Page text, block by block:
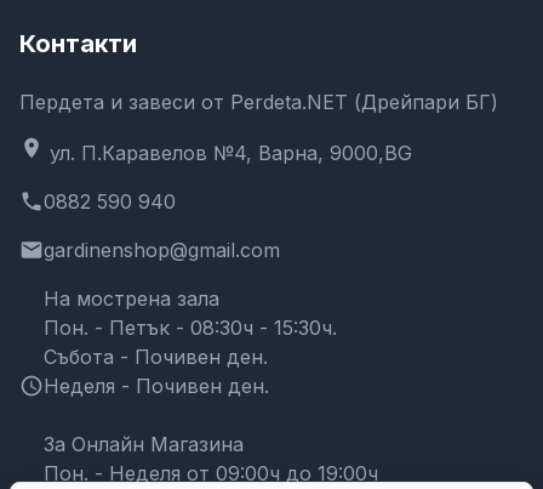
Контакти
Пердета и завеси от Perdeta.NET (Дрейпари БГ)
location_on ул. П.Каравелов №4, Варна, 9000,BG
phone0882 590 940
emailgardinenshop@gmail.com
schedule
На мострена зала
Пон. - Петък - 08:30ч - 15:30ч.
Събота - Почивен ден.
Неделя - Почивен ден.
За Онлайн Магазина
Пон. - Неделя от 09:00ч до 19:00ч